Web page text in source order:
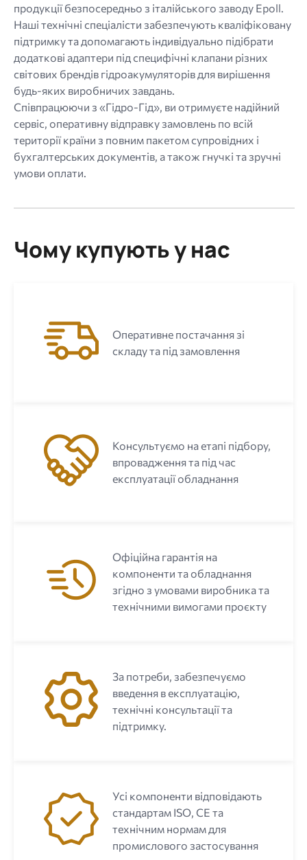
продукції безпосередньо з італійського заводу Epoll.
Наші технічні спеціалісти забезпечують кваліфіковану
підтримку та допомагають індивідуально підібрати
додаткові адаптери під специфічні клапани різних
світових брендів гідроакумуляторів для вирішення
будь-яких виробничих завдань.
Співпрацюючи з «Гідро-Гід», ви отримуєте надійний
сервіс, оперативну відправку замовлень по всій
території країни з повним пакетом супровідних і
бухгалтерських документів, а також гнучкі та зручні
умови оплати.
Чому купують у нас
Оперативне постачання зі
складу та під замовлення
Консультуємо на етапі підбору,
впровадження та під час
експлуатації обладнання
Офіційна гарантія на
компоненти та обладнання
згідно з умовами виробника та
технічними вимогами проєкту
За потреби, забезпечуємо
введення в експлуатацію,
технічні консультації та
підтримку.
Усі компоненти відповідають
стандартам ISO, CE та
технічним нормам для
промислового застосування